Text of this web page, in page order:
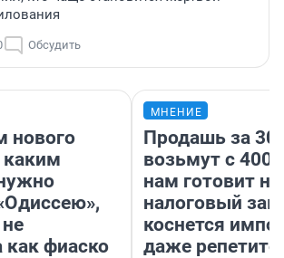
Обсудить
нового
каким
как фиаско
МНЕНИЕ
Продашь за
возьмут с
нам готовит
налоговый
коснется
даже